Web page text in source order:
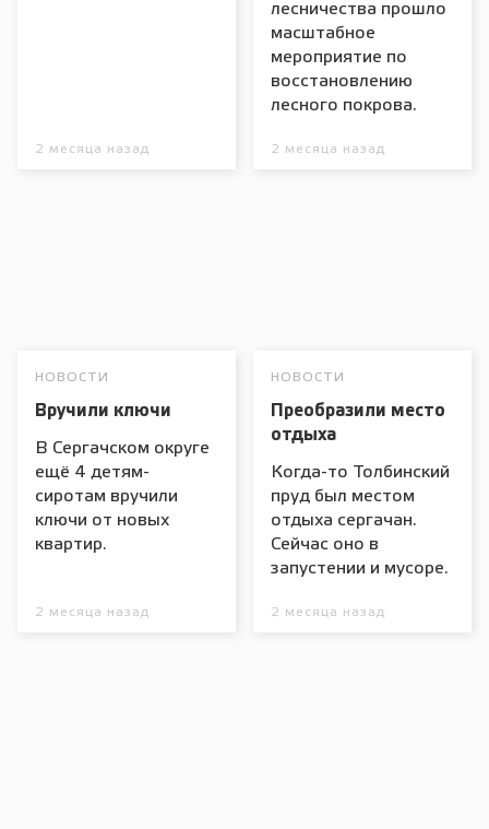
2 месяца назад
лесничества прошло
масштабное
мероприятие по
восстановлению
лесного покрова.
2 месяца назад
НОВОСТИ
Вручили ключи
В Сергачском округе
ещё 4 детям-
сиротам вручили
ключи от новых
квартир.
2 месяца назад
НОВОСТИ
Преобразили место
отдыха
Когда-то Толбинский
пруд был местом
отдыха сергачан.
Сейчас оно в
запустении и мусоре.
2 месяца назад